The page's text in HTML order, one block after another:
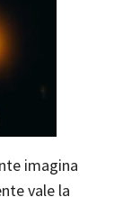
imagina
vale la